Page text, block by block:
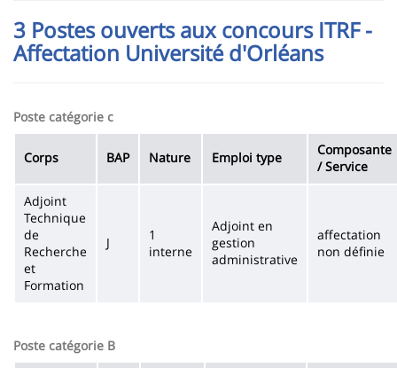
3 Postes ouverts aux concours ITRF -
Affectation Université d'Orléans
Poste catégorie c
Corps BAP Nature Emploi type
Composante
/ Service
Adjoint
Technique
de
Recherche
et
Formation
J
1
interne
Adjoint en
gestion
administrative
affectation
non définie
Poste catégorie B